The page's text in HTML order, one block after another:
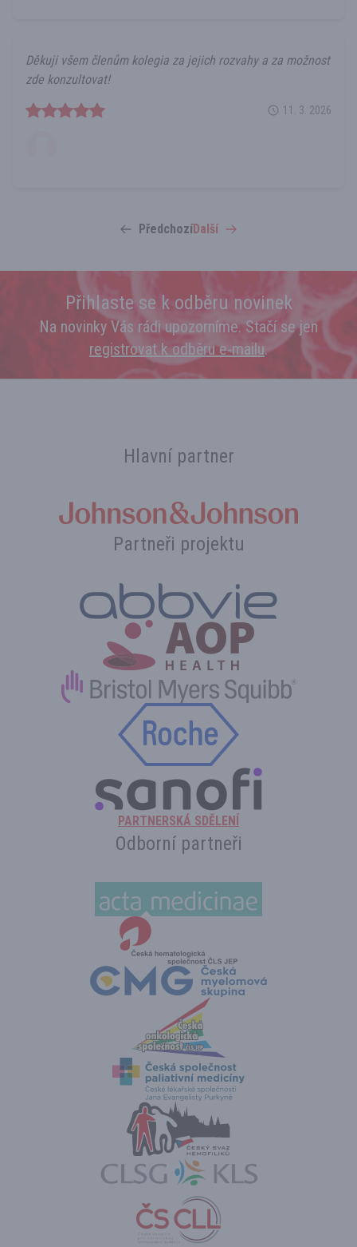
Děkuji všem členům kolegia za jejich rozvahy a za možnost
zde konzultovat!
11. 3. 2026
PředchozíDalší
Přihlaste se k odběru novinek
Na novinky Vás rádi upozorníme. Stačí se jen
registrovat k odběru e‑mailu.
Hlavní partner
Partneři projektu
PARTNERSKÁ SDĚLENÍ
Odborní partneři